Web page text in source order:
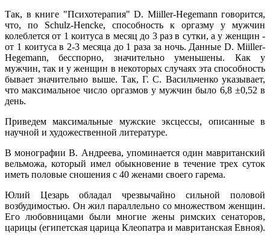
Так, в книге "Психотерапия" D. Miiller-Hegemann говорится,
что, по Schulz-Hencke, способность к оргазму у мужчин
колеблется от 1 коитуса в месяц до 3 раз в сутки, а у женщин -
от 1 коитуса в 2-3 месяца до 1 раза за ночь. Данные D. Miiller-
Hegemann, бесспорно, значительно уменьшены. Как у
мужчин, так и у женщин в некоторых случаях эта способность
бывает значительно выше. Так, Г. С. Васильченко указывает,
что максимальное число оргазмов у мужчин было 6,8 ±0,52 в
день.
Приведем максимальные мужские эксцессы, описанные в
научной и художественной литературе.
В монографии В. Андреева, упоминается один мавританский
вельможа, который имел обыкновение в течение трех суток
иметь половые сношения с 40 женами своего гарема.
Юлий Цезарь обладал чрезвычайно сильной половой
возбудимостью. Он жил параллельно со множеством женщин.
Его любовницами были многие жены римских сенаторов,
царицы (египетская царица Клеопатра и мавританская Евноя).